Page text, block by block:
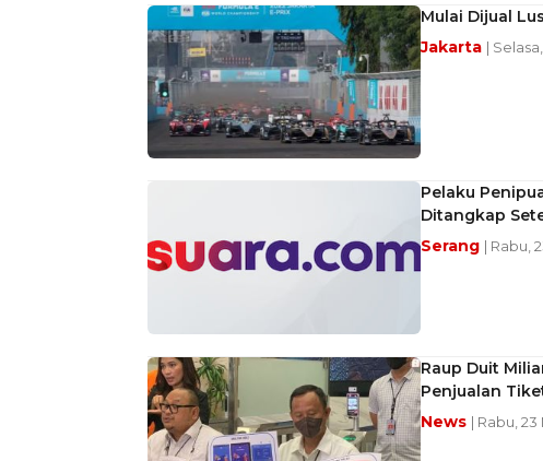
Mulai Dijual
Jakarta |
Pelaku
Ditangkap
Serang | Rabu,
Raup Duit
Penjualan
News | Rabu,